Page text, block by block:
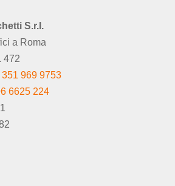
S.r.l.
a Roma
472
351 969 9753
6625 224